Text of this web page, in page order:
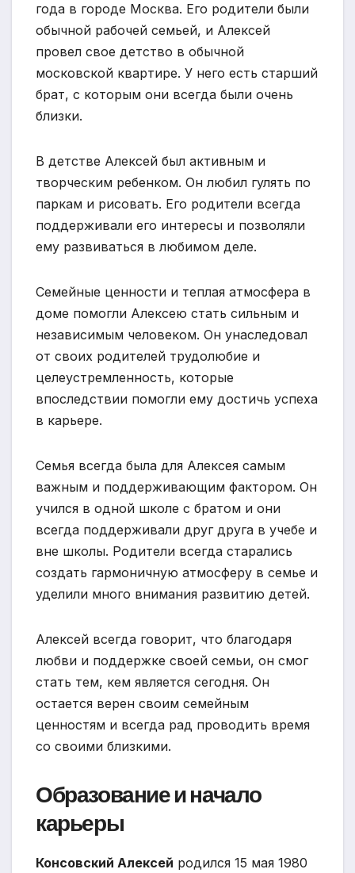
года в городе Москва. Его родители были
обычной рабочей семьей, и Алексей
провел свое детство в обычной
московской квартире. У него есть старший
брат, с которым они всегда были очень
близки.
В детстве Алексей был активным и
творческим ребенком. Он любил гулять по
паркам и рисовать. Его родители всегда
поддерживали его интересы и позволяли
ему развиваться в любимом деле.
Семейные ценности и теплая атмосфера в
доме помогли Алексею стать сильным и
независимым человеком. Он унаследовал
от своих родителей трудолюбие и
целеустремленность, которые
впоследствии помогли ему достичь успеха
в карьере.
Семья всегда была для Алексея самым
важным и поддерживающим фактором. Он
учился в одной школе с братом и они
всегда поддерживали друг друга в учебе и
вне школы. Родители всегда старались
создать гармоничную атмосферу в семье и
уделили много внимания развитию детей.
Алексей всегда говорит, что благодаря
любви и поддержке своей семьи, он смог
стать тем, кем является сегодня. Он
остается верен своим семейным
ценностям и всегда рад проводить время
со своими близкими.
Образование и начало
карьеры
Консовский Алексей родился 15 мая 1980